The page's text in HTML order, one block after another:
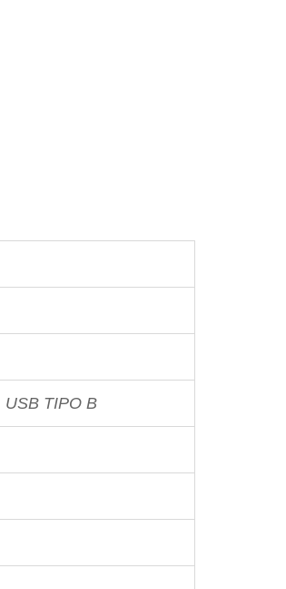
USB TIPO B